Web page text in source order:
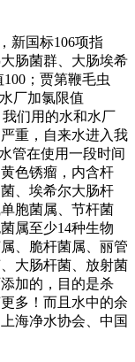
新国标106项指
肠菌群、大肠埃希
；贾第鞭毛虫
厂加氯限值
我们用的水和水厂
重，自来水进入我
管在使用一段时间
色锈瘤，内含杆
、埃希尔大肠杆
胞菌属、节杆菌
属至少14种生物
、脆杆菌属、丽管
大肠杆菌、放射菌
加的，目的是杀
多！而且水中的余
海净水协会、中国